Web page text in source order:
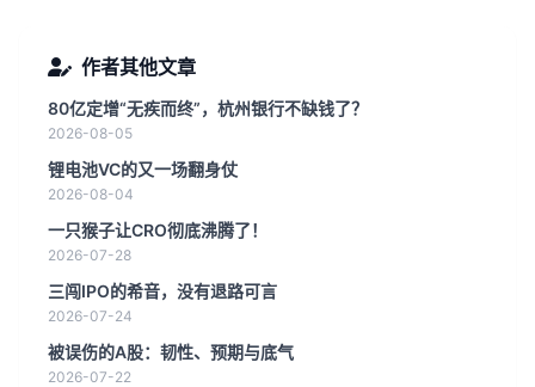
作者其他文章
80亿定增“无疾而终”，杭州银行不缺钱了？
2026-08-05
锂电池VC的又一场翻身仗
2026-08-04
一只猴子让CRO彻底沸腾了！
2026-07-28
三闯IPO的希音，没有退路可言
2026-07-24
被误伤的A股：韧性、预期与底气
2026-07-22